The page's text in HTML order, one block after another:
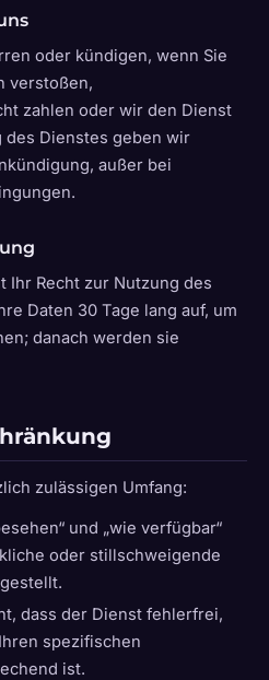
oder kündigen, wenn Sie
verstoßen,
zahlen oder wir den Dienst
Dienstes geben wir
außer bei
Ihr Recht zur Nutzung des
Daten 30 Tage lang auf, um
danach werden sie
zulässigen Umfang:
und „wie verfügbar“
oder stillschweigende
dass der Dienst fehlerfrei,
spezifischen
ist.